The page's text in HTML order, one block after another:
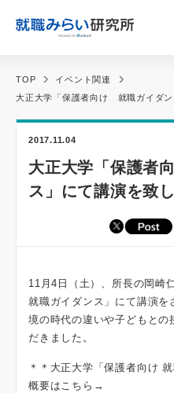
TOP
イベント関連
大正大学「保護者向け 就職ガイダン
2017.11.04
大正大学「保護者
ス」にて講演を致
11月4日（土）、所長の岡崎
就職ガイダンス」にて講演
境の時代の違いや子どもとの
だきました。
＊＊大正大学「保護者向け
概要はこちら→